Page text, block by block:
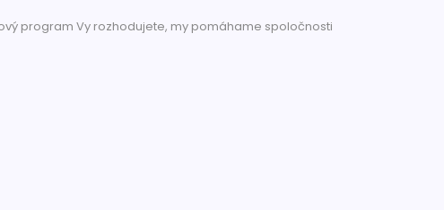
program Vy rozhodujete, my pomáhame spoločnosti